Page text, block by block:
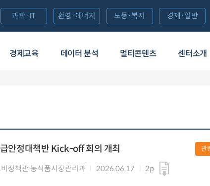
경제교육 데이터 분석 멀티콘텐츠 센터소개
과학·IT 환경·에너지 노동·복지 경제·일반
안정대책반 Kick-off 회의 개최
정책관 농식품시장관리과 2026.06.17 2p
관